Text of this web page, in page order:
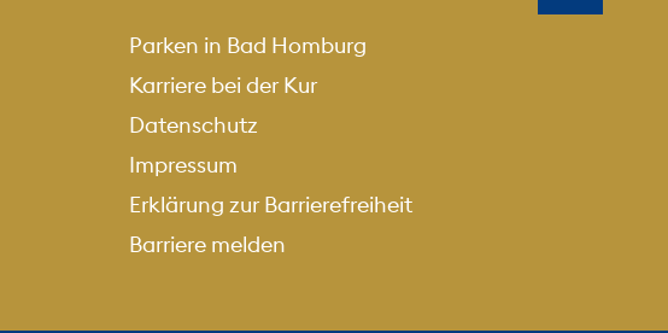
Parken in Bad Homburg
Karriere bei der Kur
Datenschutz
Impressum
Erklärung zur Barrierefreiheit
Barriere melden